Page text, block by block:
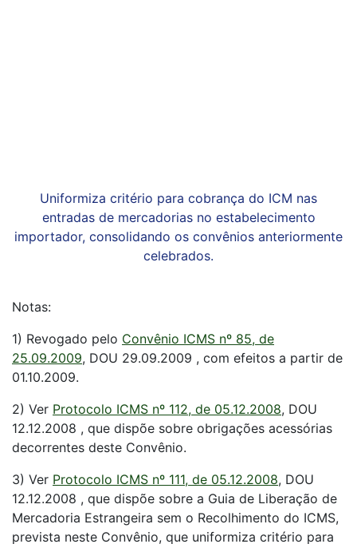
Uniformiza critério para cobrança do ICM nas
entradas de mercadorias no estabelecimento
importador, consolidando os convênios anteriormente
celebrados.
Notas:
1) Revogado pelo Convênio ICMS nº 85, de
25.09.2009, DOU 29.09.2009 , com efeitos a partir de
01.10.2009.
2) Ver Protocolo ICMS nº 112, de 05.12.2008, DOU
12.12.2008 , que dispõe sobre obrigações acessórias
decorrentes deste Convênio.
3) Ver Protocolo ICMS nº 111, de 05.12.2008, DOU
12.12.2008 , que dispõe sobre a Guia de Liberação de
Mercadoria Estrangeira sem o Recolhimento do ICMS,
prevista neste Convênio, que uniformiza critério para